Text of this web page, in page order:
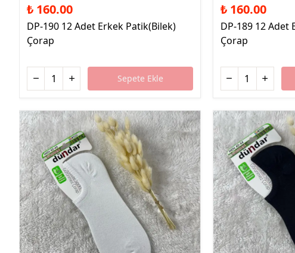
₺ 160.00
DP-190 12 Adet Erkek Patik(Bilek)
Çorap
Sepete Ekle
₺ 160.00
DP-189 12 Adet
Çorap